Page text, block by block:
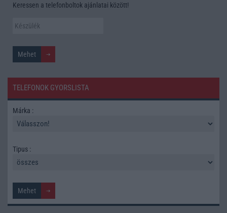
Keressen a telefonboltok ajánlatai között!
TELEFONOK GYORSLISTA
Márka :
Tipus :